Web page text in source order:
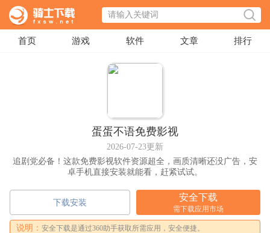
首页 游戏 软件 文章 排行
蛋蛋不语免费影视
2026-07-23更新
追剧党必备！这款免费影视软件资源超全，画质清晰还没广告，安
卓手机直接安装就能看，赶紧试试。
下载安装
安全下载
需下载应用市场
说明： 安全下载是通过360助手获取所需应用，安全便捷。